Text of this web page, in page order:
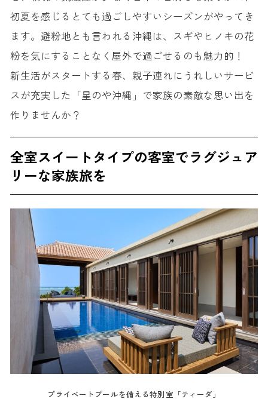
初夏を感じるとても過ごしやすいシーズンがやってき
ます。避粉地とも言われる沖縄は、スギやヒノキの花
粉を気にすることなく屋外で過ごせるのも魅力的！
新生活がスタートする春、親子連れにうれしいサービ
スが充実した「星のや沖縄」で家族の素敵な思い出を
作りませんか？
全室スイートタイプの客室でラグジュア
リーな家族旅を
プライベートプールを備える特別室「ティーダ」